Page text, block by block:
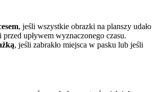
, jeśli wszystkie obrazki na planszy udało
upływem wyznaczonego czasu.
, jeśli zabrakło miejsca w pasku lub jeśli